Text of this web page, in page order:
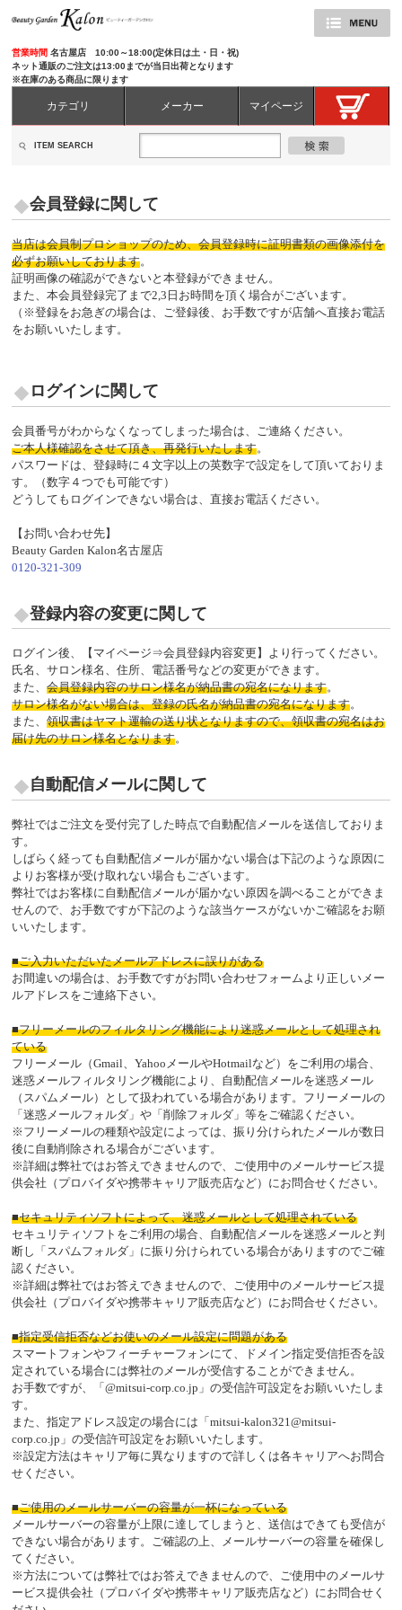
営業時間名古屋店 10:00～18:00(定休日は土・日・祝)
ネット通販のご注文は13:00までが当日出荷となります
※在庫のある商品に限ります
カテゴリ メーカー マイページ
ITEM SEARCH
会員登録に関して
当店は会員制プロショップのため、会員登録時に証明書類の画像添付を
必ずお願いしております。
証明画像の確認ができないと本登録ができません。
また、本会員登録完了まで2,3日お時間を頂く場合がございます。
（※登録をお急ぎの場合は、ご登録後、お手数ですが店舗へ直接お電話
をお願いいたします。
ログインに関して
会員番号がわからなくなってしまった場合は、ご連絡ください。
ご本人様確認をさせて頂き、再発行いたします。
パスワードは、登録時に４文字以上の英数字で設定をして頂いておりま
す。（数字４つでも可能です）
どうしてもログインできない場合は、直接お電話ください。
【お問い合わせ先】
Beauty Garden Kalon名古屋店
0120-321-309
登録内容の変更に関して
ログイン後、【マイページ⇒会員登録内容変更】より行ってください。
氏名、サロン様名、住所、電話番号などの変更ができます。
また、会員登録内容のサロン様名が納品書の宛名になります。
サロン様名がない場合は、登録の氏名が納品書の宛名になります。
また、領収書はヤマト運輸の送り状となりますので、領収書の宛名はお
届け先のサロン様名となります。
自動配信メールに関して
弊社ではご注文を受付完了した時点で自動配信メールを送信しておりま
す。
しばらく経っても自動配信メールが届かない場合は下記のような原因に
よりお客様が受け取れない場合もございます。
弊社ではお客様に自動配信メールが届かない原因を調べることができま
せんので、お手数ですが下記のような該当ケースがないかご確認をお願
いいたします。
■ご入力いただいたメールアドレスに誤りがある
お間違いの場合は、お手数ですがお問い合わせフォームより正しいメー
ルアドレスをご連絡下さい。
■フリーメールのフィルタリング機能により迷惑メールとして処理され
ている
フリーメール（Gmail、YahooメールやHotmailなど）をご利用の場合、
迷惑メールフィルタリング機能により、自動配信メールを迷惑メール
（スパムメール）として扱われている場合があります。フリーメールの
「迷惑メールフォルダ」や「削除フォルダ」等をご確認ください。
※フリーメールの種類や設定によっては、振り分けられたメールが数日
後に自動削除される場合がございます。
※詳細は弊社ではお答えできませんので、ご使用中のメールサービス提
供会社（プロバイダや携帯キャリア販売店など）にお問合せください。
■セキュリティソフトによって、迷惑メールとして処理されている
セキュリティソフトをご利用の場合、自動配信メールを迷惑メールと判
断し「スパムフォルダ」に振り分けられている場合がありますのでご確
認ください。
※詳細は弊社ではお答えできませんので、ご使用中のメールサービス提
供会社（プロバイダや携帯キャリア販売店など）にお問合せください。
■指定受信拒否などお使いのメール設定に問題がある
スマートフォンやフィーチャーフォンにて、ドメイン指定受信拒否を設
定されている場合には弊社のメールが受信することができません。
お手数ですが、「@mitsui-corp.co.jp」の受信許可設定をお願いいたしま
す。
また、指定アドレス設定の場合には「mitsui-kalon321@mitsui-
corp.co.jp」の受信許可設定をお願いいたします。
※設定方法はキャリア毎に異なりますので詳しくは各キャリアへお問合
せください。
■ご使用のメールサーバーの容量が一杯になっている
メールサーバーの容量が上限に達してしまうと、送信はできても受信が
できない場合があります。ご確認の上、メールサーバーの容量を確保し
てください。
※方法については弊社ではお答えできませんので、ご使用中のメールサ
ービス提供会社（プロバイダや携帯キャリア販売店など）にお問合せく